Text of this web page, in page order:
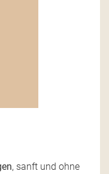
, sanft und ohne